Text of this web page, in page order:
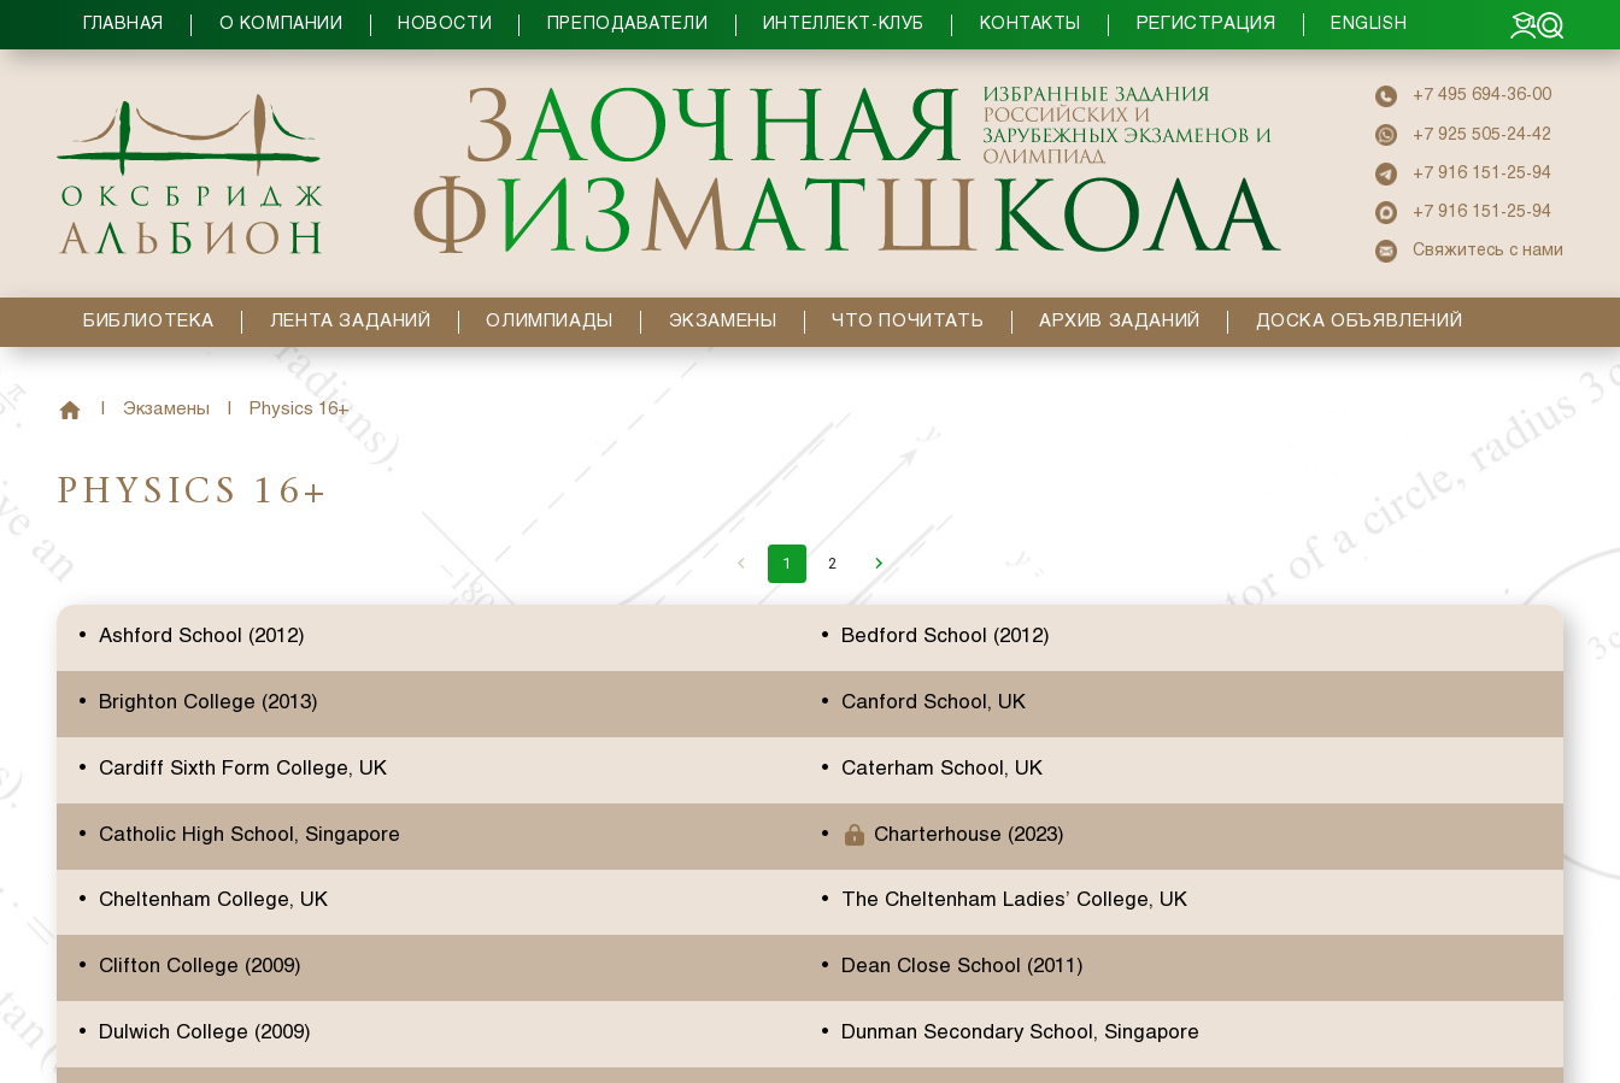
ГЛАВНАЯ О КОМПАНИИ НОВОСТИ ПРЕПОДАВАТЕЛИ ИНТЕЛЛЕКТ-КЛУБ КОНТАКТЫ РЕГИСТРАЦИЯ ENGLISH
+7 495 694-36-00
+7 925 505-24-42
+7 916 151-25-94
+7 916 151-25-94
Свяжитесь с нами
БИБЛИОТЕКА ЛЕНТА ЗАДАНИЙ ОЛИМПИАДЫ ЭКЗАМЕНЫ ЧТО ПОЧИТАТЬ АРХИВ ЗАДАНИЙ ДОСКА ОБЪЯВЛЕНИЙ
Экзамены Physics 16+
PHYSICS 16+
1 2
Ashford School (2012) Bedford School (2012)
Brighton College (2013) Canford School, UK
Cardiff Sixth Form College, UK Caterham School, UK
Catholic High School, Singapore Charterhouse (2023)
Cheltenham College, UK The Cheltenham Ladies’ College, UK
Clifton College (2009) Dean Close School (2011)
Dulwich College (2009) Dunman Secondary School, Singapore